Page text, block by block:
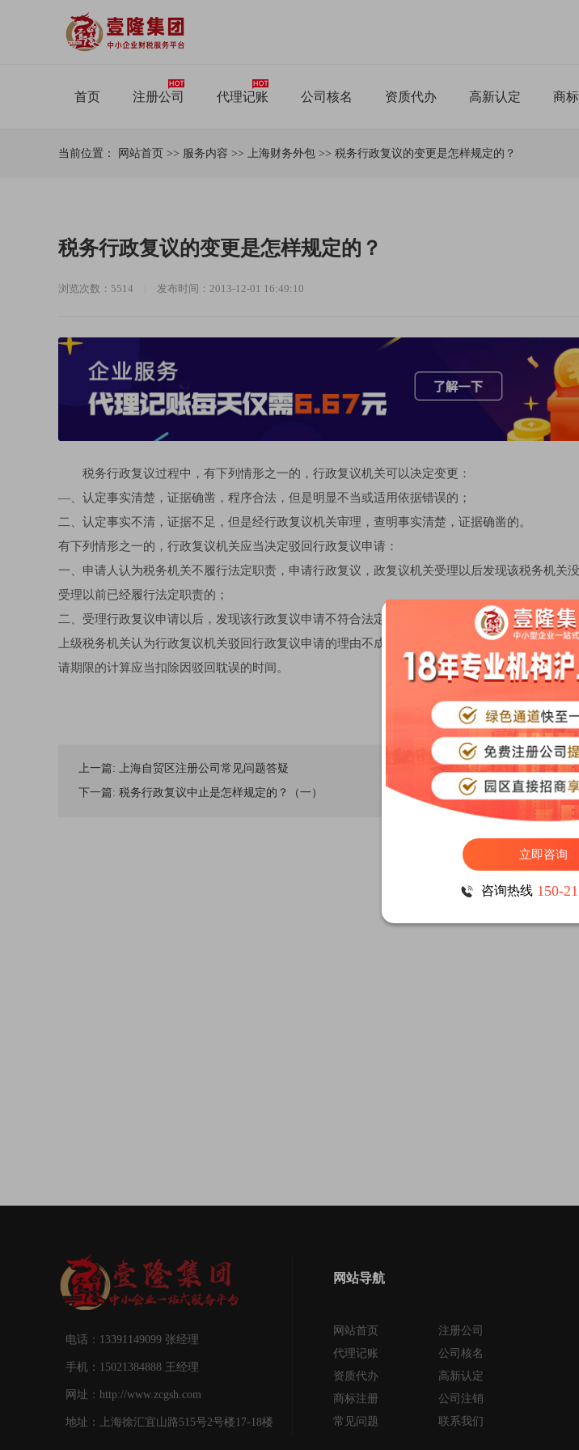
首页 注册公司 代理记账 公司核名 资质代办 高新认定 商
当前位置： 网站首页 >> 服务内容 >> 上海财务外包 >> 税务行政复议的变更是怎样规定的？
税务行政复议的变更是怎样规定的？
浏览次数：5514 发布时间：2013-12-01 16:49:10
税务行政复议过程中，有下列情形之一的，行政复议机关可以决定变更：
—、认定事实清楚，证据确凿，程序合法，但是明显不当或适用依据错误的；
二、认定事实不清，证据不足，但是经行政复议机关审理，查明事实清楚，证据确凿的。
有下列情形之一的，行政复议机关应当决定驳回行政复议申请：
一、申请人认为税务机关不履行法定职责，申请行政复议，政复议机关受理以后发现该税务机关
受理以前已经履行法定职责的；
二、受理行政复议申请以后，发现该行政复议申请不符合法定的受理条件的。
上级税务机关认为行政复议机关驳回行政复议申请的理由不成立的，应当责令限期恢复受理。行
请期限的计算应当扣除因驳回耽误的时间。
上一篇: 上海自贸区注册公司常见问题答疑
下一篇: 税务行政复议中止是怎样规定的？（一）
电话：13391149099 张经理
手机：15021384888 王经理
网址：http://www.zcgsh.com
地址：上海徐汇宜山路515号2号楼17-18楼
网站导航
网站首页
注册公司
代理记账
公司核名
资质代办
高新认定
商标注册
公司注销
常见问题
联系我们
立即咨询
咨询热线 150-